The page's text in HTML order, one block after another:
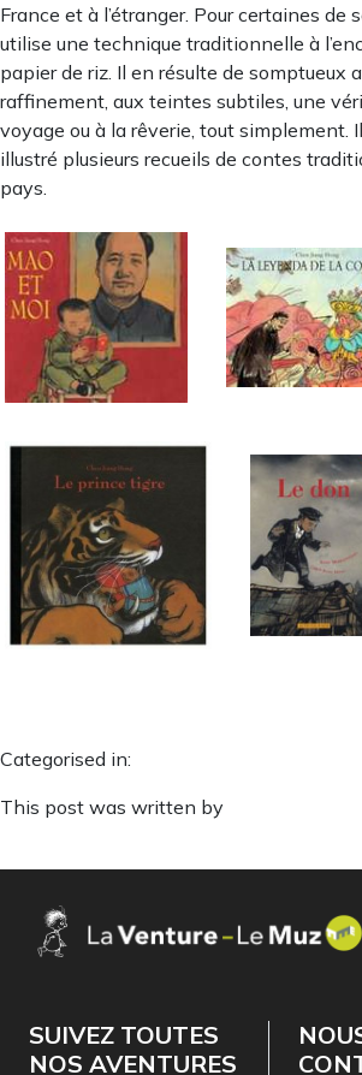
France et à l’étranger. Pour certaines de
utilise une technique traditionnelle à
papier de riz. Il en résulte de somptueux
raffinement, aux teintes subtiles, une
voyage ou à la rêverie, tout simplement.
illustré plusieurs recueils de contes
pays.
Categorised in:
This post was written by
SUIVEZ TOUTES
NOS AVENTURES